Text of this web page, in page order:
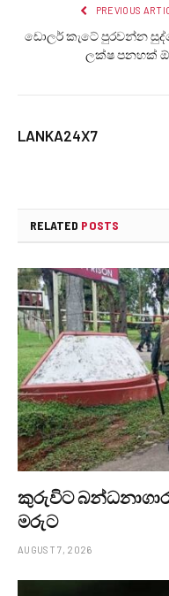
PREVIOUS
ඩොලර් කැටේ පුරවන්න
ලක්ෂ පනහක්
LANKA24X7
RELATED POSTS
කුරුවිට
මරුට
AUGUST 7, 2026